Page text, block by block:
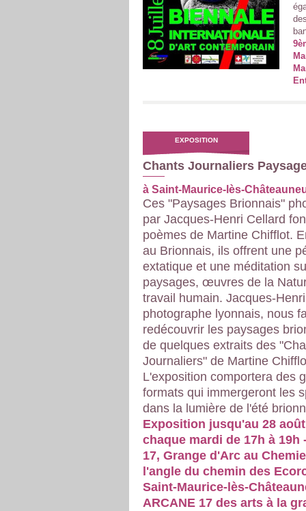
EXPOSITION
Chants Journaliers
à Saint-Maurice-lès-
Ces "Paysages Brionnais"
par Jacques-Henri Cellard
poèmes de Martine Chifflot.
au Brionnais, ils offrent une
extatique et une méditation
paysages, œuvres de la
travail humain. Jacques-
photographe lyonnais, nous
redécouvrir les paysages
de quelques extraits des
Journaliers" de Martine
L'exposition comportera des
formats qui immergeront les
dans la lumière de l'été
Exposition jusqu'au 28
chaque mardi de 17h à 19h
17, Grange d'Arc au
l'angle du chemin des
Saint-Maurice-lès-
ARCANE 17 des arts à la